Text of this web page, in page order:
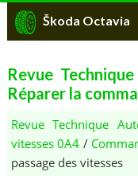
Škoda Octavia
Revue
Réparer la
Revue Technique
vitesses 0A4 /
passage des vitesses